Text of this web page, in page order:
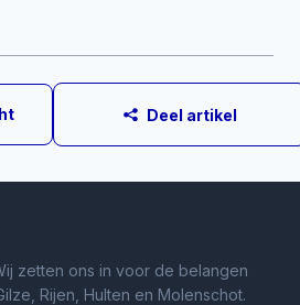
Deel artikel
zetten ons in voor de belangen
Rijen, Hulten en Molenschot.